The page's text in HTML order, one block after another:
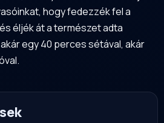
hogy fedezzék fel a
éljék át a természet adta
egy 40 perces sétával, akár